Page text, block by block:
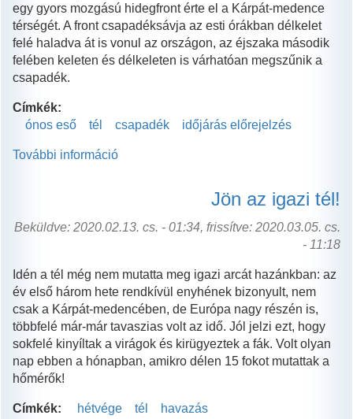
közepén
tartalommal
kapcsolatosan
egy gyors mozgású hidegfront érte el a Kárpát-medence
térségét. A front csapadéksávja az esti órákban délkelet
felé haladva át is vonul az országon, az éjszaka második
felében keleten és délkeleten is várhatóan megszűnik a
csapadék.
Címkék:
ónos eső
tél csapadék időjárás előrejelzés
További információ
új
kapcsolatosan
Jön az igazi tél!
Beküldve: 2020.02.13. cs. - 01:34, frissítve: 2020.03.05. cs.
- 11:18
Idén a tél még nem mutatta meg igazi arcát hazánkban: az
év első három hete rendkívül enyhének bizonyult, nem
csak a Kárpát-medencében, de Európa nagy részén is,
többfelé már-már tavaszias volt az idő. Jól jelzi ezt, hogy
sokfelé kinyíltak a virágok és kirügyeztek a fák. Volt olyan
nap ebben a hónapban, amikro délen 15 fokot mutattak a
hőmérők!
Címkék: hétvége tél havazás